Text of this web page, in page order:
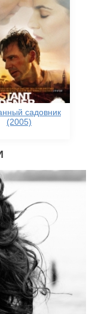
садовник
(2005)